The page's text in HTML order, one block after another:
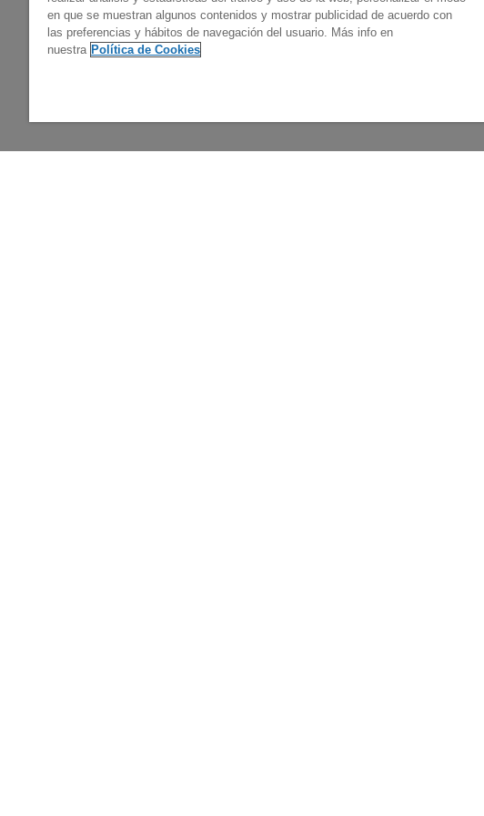
en que se muestran algunos contenidos y mostrar publicidad de acuerdo con
las preferencias y hábitos de navegación del usuario. Más info en
nuestra Política de Cookies